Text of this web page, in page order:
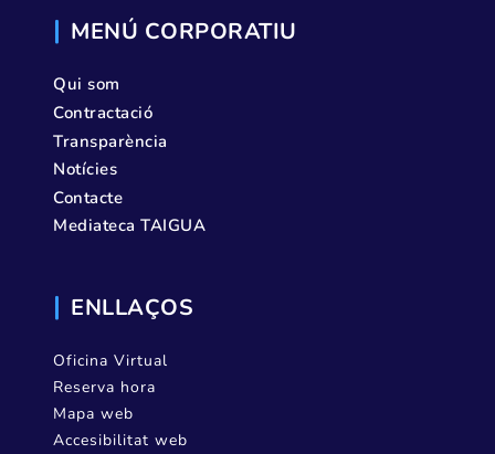
MENÚ CORPORATIU
Qui som
Contractació
Transparència
Notícies
Contacte
Mediateca TAIGUA
ENLLAÇOS
Oficina Virtual
Reserva hora
Mapa web
Accesibilitat web